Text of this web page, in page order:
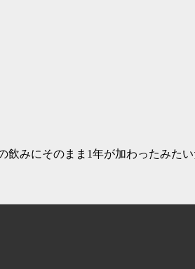
みにそのまま1年が加わったみた